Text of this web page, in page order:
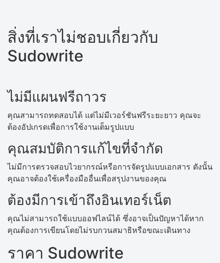
สิ่งที่เราไม่ชอบเกี่ยวกับ
Sudowrite
ไม่มีแผนฟรีถาวร
คุณสามารถทดสอบได้ แต่ไม่มีเวอร์ชันฟรีระยะยาว คุณจะ
ต้องอัปเกรดเพื่อการใช้งานเต็มรูปแบบ
คุณสมบัติการแก้ไขที่จำกัด
ไม่มีการตรวจสอบไวยากรณ์หรือการจัดรูปแบบเอกสาร ดังนั้น
คุณอาจต้องใช้เครื่องมืออื่นเพื่อสรุปงานของคุณ
ต้องมีการเข้าถึงอินเทอร์เน็ต
คุณไม่สามารถใช้แบบออฟไลน์ได้ ซึ่งอาจเป็นปัญหาได้หาก
คุณต้องการเขียนโดยไม่รบกวนสมาธิหรือขณะเดินทาง
ราคา Sudowrite